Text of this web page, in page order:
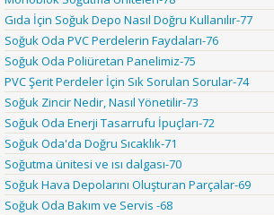
Gıda İçin Soğuk Depo Nasıl Doğru Kullanılır-77
Soğuk Oda PVC Perdelerin Faydaları-76
Soğuk Oda Poliüretan Panelimiz-75
PVC Şerit Perdeler İçin Sık Sorulan Sorular-74
Soğuk Zincir Nedir, Nasıl Yönetilir-73
Soğuk Oda Enerji Tasarrufu İpuçları-72
Soğuk Oda'da Doğru Sıcaklık-71
Soğutma ünitesi ve ısı dalgası-70
Soğuk Hava Depolarını Oluşturan Parçalar-69
Soğuk Oda Bakım ve Servis -68